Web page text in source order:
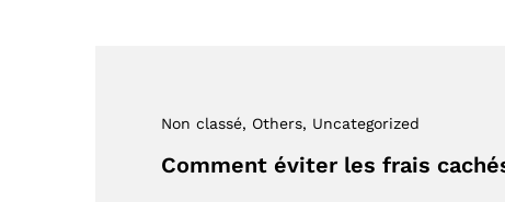
Non classé, Others, Uncategorized
Comment éviter les frais